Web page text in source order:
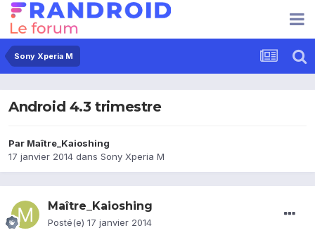
Sony Xperia M
Android 4.3 trimestre
Par Maître_Kaioshing
17 janvier 2014 dans Sony Xperia M
Maître_Kaioshing
Posté(e) 17 janvier 2014